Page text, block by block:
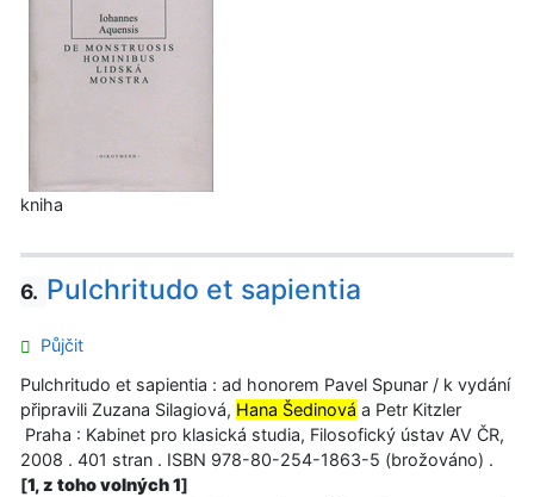
kniha
6. Pulchritudo et sapientia
Půjčit
Pulchritudo et sapientia : ad honorem Pavel Spunar / k vydání
připravili Zuzana Silagiová, Hana Šedinová a Petr Kitzler
Praha : Kabinet pro klasická studia, Filosofický ústav AV ČR,
2008 . 401 stran . ISBN 978-80-254-1863-5 (brožováno) .
[1, z toho volných 1]